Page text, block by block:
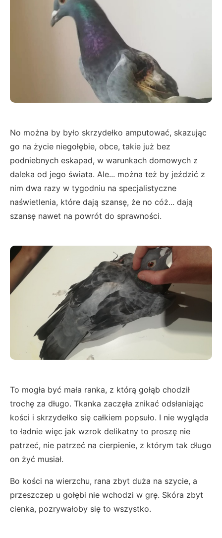
No można by było skrzydełko amputować, skazując
go na życie niegołębie, obce, takie już bez
podniebnych eskapad, w warunkach domowych z
daleka od jego świata. Ale... można też by jeździć z
nim dwa razy w tygodniu na specjalistyczne
naświetlenia, które dają szansę, że no cóż... dają
szansę nawet na powrót do sprawności.
To mogła być mała ranka, z którą gołąb chodził
trochę za długo. Tkanka zaczęła znikać odsłaniając
kości i skrzydełko się całkiem popsuło. I nie wygląda
to ładnie więc jak wzrok delikatny to proszę nie
patrzeć, nie patrzeć na cierpienie, z którym tak długo
on żyć musiał.
Bo kości na wierzchu, rana zbyt duża na szycie, a
przeszczep u gołębi nie wchodzi w grę. Skóra zbyt
cienka, pozrywałoby się to wszystko.